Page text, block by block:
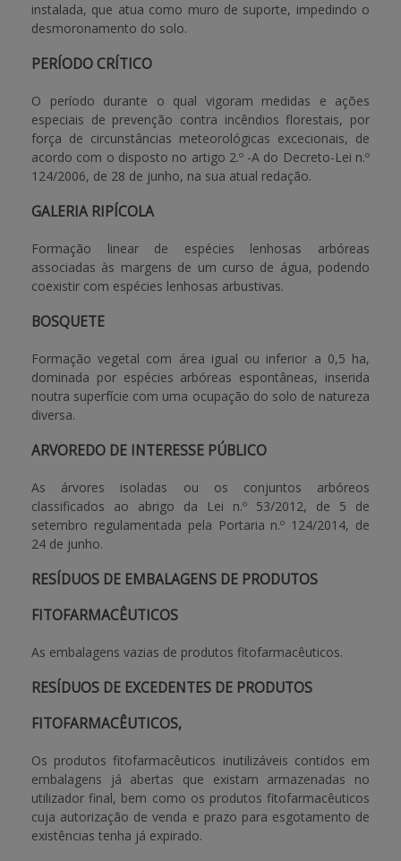
instalada, que atua como muro de suporte, impedindo o
desmoronamento do solo.
PERÍODO CRÍTICO
O período durante o qual vigoram medidas e ações
especiais de prevenção contra incêndios florestais, por
força de circunstâncias meteorológicas excecionais, de
acordo com o disposto no artigo 2.º -A do Decreto-Lei n.º
124/2006, de 28 de junho, na sua atual redação.
GALERIA RIPÍCOLA
Formação linear de espécies lenhosas arbóreas
associadas às margens de um curso de água, podendo
coexistir com espécies lenhosas arbustivas.
BOSQUETE
Formação vegetal com área igual ou inferior a 0,5 ha,
dominada por espécies arbóreas espontâneas, inserida
noutra superfície com uma ocupação do solo de natureza
diversa.
ARVOREDO DE INTERESSE PÚBLICO
As árvores isoladas ou os conjuntos arbóreos
classificados ao abrigo da Lei n.º 53/2012, de 5 de
setembro regulamentada pela Portaria n.º 124/2014, de
24 de junho.
RESÍDUOS DE EMBALAGENS DE PRODUTOS
FITOFARMACÊUTICOS
As embalagens vazias de produtos fitofarmacêuticos.
RESÍDUOS DE EXCEDENTES DE PRODUTOS
FITOFARMACÊUTICOS,
Os produtos fitofarmacêuticos inutilizáveis contidos em
embalagens já abertas que existam armazenadas no
utilizador final, bem como os produtos fitofarmacêuticos
cuja autorização de venda e prazo para esgotamento de
existências tenha já expirado.